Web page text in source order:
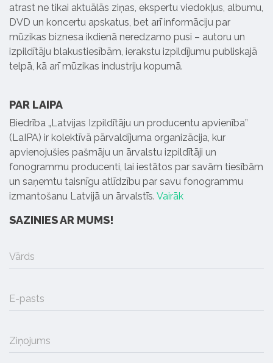
atrast ne tikai aktuālās ziņas, ekspertu viedokļus, albumu,
DVD un koncertu apskatus, bet arī informāciju par
mūzikas biznesa ikdienā neredzamo pusi – autoru un
izpildītāju blakustiesībām, ierakstu izpildījumu publiskajā
telpā, kā arī mūzikas industriju kopumā.
PAR LAIPA
Biedrība „Latvijas Izpildītāju un producentu apvienība”
(LaIPA) ir kolektīvā pārvaldījuma organizācija, kur
apvienojušies pašmāju un ārvalstu izpildītāji un
fonogrammu producenti, lai iestātos par savām tiesībām
un saņemtu taisnīgu atlīdzību par savu fonogrammu
izmantošanu Latvijā un ārvalstīs. Vairāk
SAZINIES AR MUMS!
Vārds
E-pasts
Ziņojums